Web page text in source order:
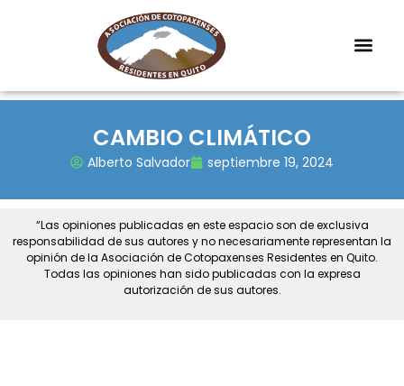
CAMBIO CLIMÁTICO
Alberto Salvador septiembre 19, 2024
“Las opiniones publicadas en este espacio son de exclusiva
responsabilidad de sus autores y no necesariamente representan la
opinión de la Asociación de Cotopaxenses Residentes en Quito.
Todas las opiniones han sido publicadas con la expresa
autorización de sus autores.